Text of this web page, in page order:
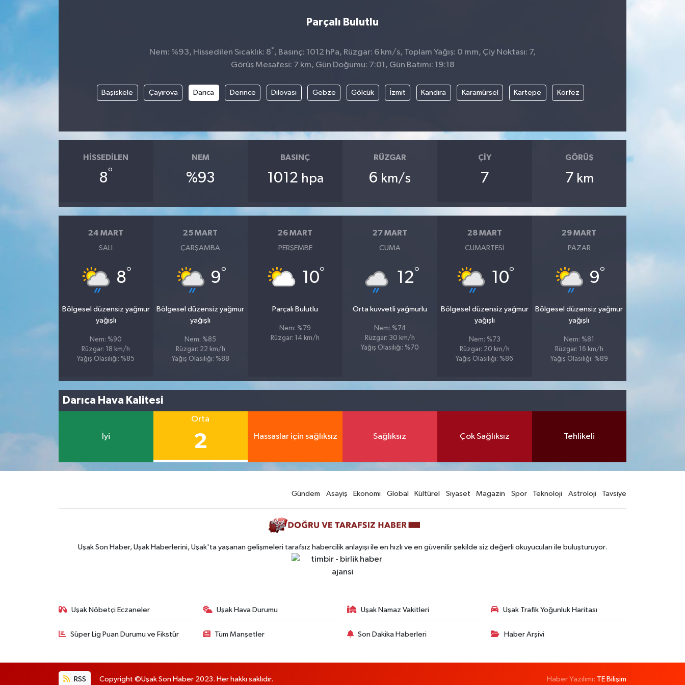
Parçalı Bulutlu
Nem: %93, Hissedilen Sıcaklık: 8° , Basınç: 1012 hPa, Rüzgar: 6 km/s, Toplam Yağış: 0 mm, Çiy Noktası: 7,
Görüş Mesafesi: 7 km, Gün Doğumu: 7:01, Gün Batımı: 19:18
Başiskele Çayırova Darıca Derince Dilovası Gebze Gölcük İzmit Kandıra Karamürsel Kartepe Körfez
HISSEDILEN
8°
NEM
%93
BASINÇ
1012 hpa
RÜZGAR
6 km/s
ÇIY
7
GÖRÜŞ
7 km
24 MART
SALI
8°
Bölgesel düzensiz yağmur
yağışlı
Nem: %90
Rüzgar: 18 km/h
Yağış Olasılığı: %85
25 MART
ÇARŞAMBA
9°
Bölgesel düzensiz yağmur
yağışlı
Nem: %85
Rüzgar: 22 km/h
Yağış Olasılığı: %88
26 MART
PERŞEMBE
10°
Parçalı Bulutlu
Nem: %79
Rüzgar: 14 km/h
27 MART
CUMA
12°
Orta kuvvetli yağmurlu
Nem: %74
Rüzgar: 30 km/h
Yağış Olasılığı: %70
28 MART
CUMARTESI
10°
Bölgesel düzensiz yağmur
yağışlı
Nem: %73
Rüzgar: 20 km/h
Yağış Olasılığı: %86
29 MART
PAZAR
9°
Bölgesel düzensiz yağmur
yağışlı
Nem: %81
Rüzgar: 16 km/h
Yağış Olasılığı: %89
Darıca Hava Kalitesi
İyi
Orta
2 Hassaslar için sağlıksız Sağlıksız Çok Sağlıksız Tehlikeli
Gündem Asayiş Ekonomi Global Kültürel Siyaset Magazin Spor Teknoloji Astroloji Tavsiye
Uşak Son Haber, Uşak Haberlerini, Uşak'ta yaşanan gelişmeleri tarafsız habercilik anlayışı ile en hızlı ve en güvenilir şekilde siz değerli okuyucuları ile buluşturuyor.
Uşak Nöbetçi Eczaneler Uşak Hava Durumu Uşak Namaz Vakitleri Uşak Trafik Yoğunluk Haritası
Süper Lig Puan Durumu ve Fikstür Tüm Manşetler Son Dakika Haberleri Haber Arşivi
RSS Copyright ©Uşak Son Haber 2023. Her hakkı saklıdır. Haber Yazılımı: TE Bilişim